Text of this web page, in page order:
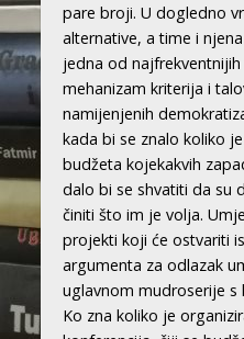
pare broji. U dogledno
alternative, a time i
jedna od
mehanizam kriterija i
namijenjenih
kada bi se znalo koliko
budžeta kojekakvih
dalo bi se shvatiti da su
činiti što im je volja.
projekti koji će ostvariti
argumenta za odlazak
uglavnom mudroserije s
Ko zna koliko je